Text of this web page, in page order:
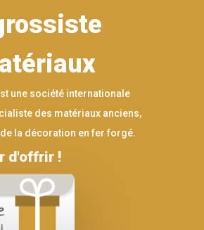
une société internationale
des matériaux anciens,
la décoration en fer forgé.
d'offrir !